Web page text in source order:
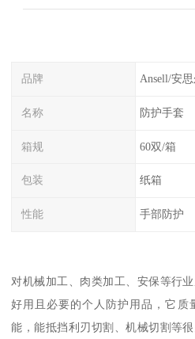
品牌 Ansell/安
名称 防护手套
箱规 60双/箱
包装 纸箱
性能 手部防护
对机械加工、肉类加工、安保等行
好用且必要的个人防护用品，它质
能，能抵挡利刃切割、机械切割等